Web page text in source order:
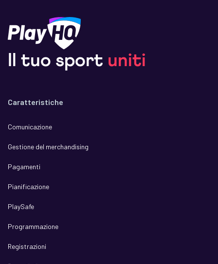
Il tuo sport uniti
Caratteristiche
Comunicazione
Gestione del merchandising
Pagamenti
Pianificazione
PlaySafe
Programmazione
Registrazioni